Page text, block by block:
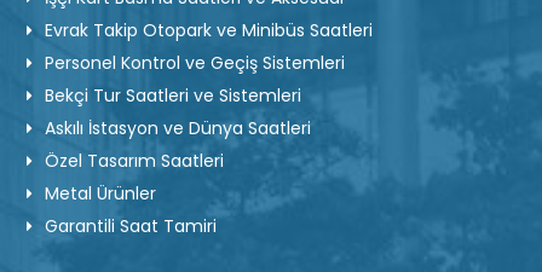
Evrak Takip Otopark ve Minibüs Saatleri
Personel Kontrol ve Geçiş Sistemleri
Bekçi Tur Saatleri ve Sistemleri
Askılı İstasyon ve Dünya Saatleri
Özel Tasarım Saatleri
Metal Ürünler
Garantili Saat Tamiri